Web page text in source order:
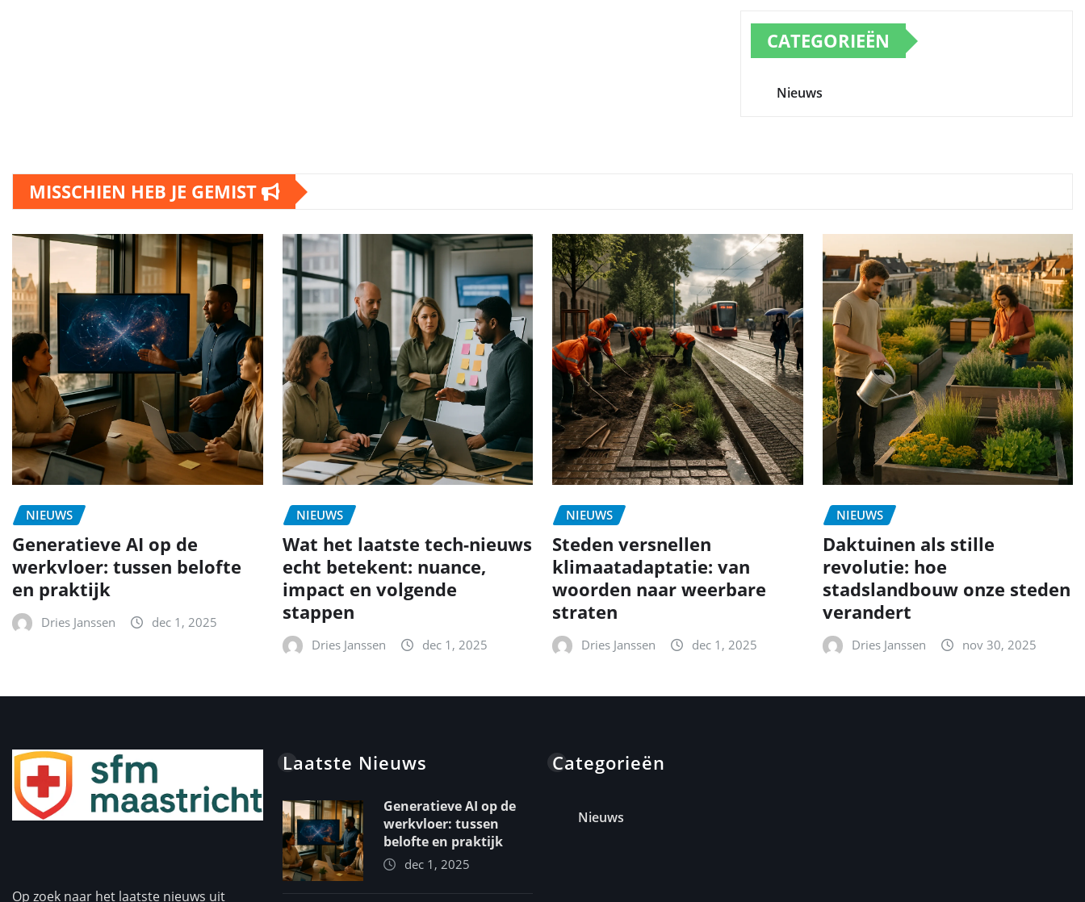
CATEGORIEËN
Nieuws
MISSCHIEN HEB JE GEMIST
NIEUWS
Generatieve AI op de
werkvloer: tussen belofte
en praktijk
Dries Janssen dec 1, 2025
NIEUWS
Wat het laatste tech-nieuws
echt betekent: nuance,
impact en volgende
stappen
Dries Janssen dec 1, 2025
NIEUWS
Steden versnellen
klimaatadaptatie: van
woorden naar weerbare
straten
Dries Janssen dec 1, 2025
NIEUWS
Daktuinen als stille
revolutie: hoe
stadslandbouw onze steden
verandert
Dries Janssen nov 30, 2025
Op zoek naar het laatste nieuws uit
Laatste Nieuws
Generatieve AI op de
werkvloer: tussen
belofte en praktijk
dec 1, 2025
Categorieën
Nieuws